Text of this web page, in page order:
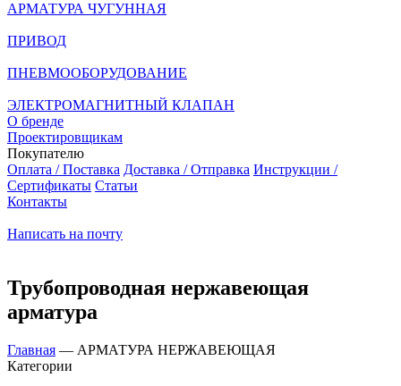
АРМАТУРА ЧУГУННАЯ
ПРИВОД
ПНЕВМООБОРУДОВАНИЕ
ЭЛЕКТРОМАГНИТНЫЙ КЛАПАН
О бренде
Проектировщикам
Покупателю
Оплата / Поставка Доставка / Отправка Инструкции /
Сертификаты Статьи
Контакты
Написать на почту
Трубопроводная нержавеющая
арматура
Главная — АРМАТУРА НЕРЖАВЕЮЩАЯ
Категории